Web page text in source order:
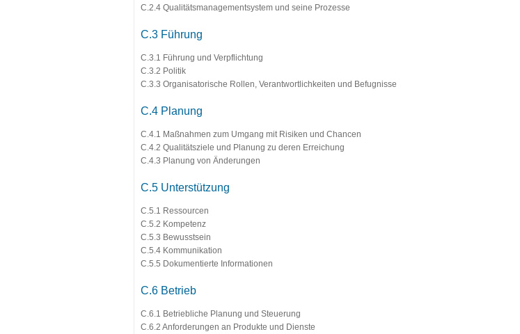
C.2.4 Qualitätsmanagementsystem und seine Prozesse
C.3 Führung
C.3.1 Führung und Verpflichtung
C.3.2 Politik
C.3.3 Organisatorische Rollen, Verantwortlichkeiten und Befugnisse
C.4 Planung
C.4.1 Maßnahmen zum Umgang mit Risiken und Chancen
C.4.2 Qualitätsziele und Planung zu deren Erreichung
C.4.3 Planung von Änderungen
C.5 Unterstützung
C.5.1 Ressourcen
C.5.2 Kompetenz
C.5.3 Bewusstsein
C.5.4 Kommunikation
C.5.5 Dokumentierte Informationen
C.6 Betrieb
C.6.1 Betriebliche Planung und Steuerung
C.6.2 Anforderungen an Produkte und Dienste